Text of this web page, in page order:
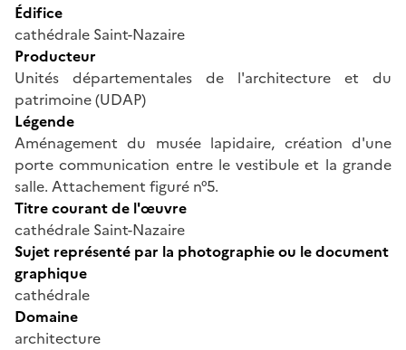
Édifice
cathédrale Saint-Nazaire
Producteur
Unités départementales de l'architecture et du
patrimoine (UDAP)
Légende
Aménagement du musée lapidaire, création d'une
porte communication entre le vestibule et la grande
salle. Attachement figuré n°5.
Titre courant de l'œuvre
cathédrale Saint-Nazaire
Sujet représenté par la photographie ou le document
graphique
cathédrale
Domaine
architecture